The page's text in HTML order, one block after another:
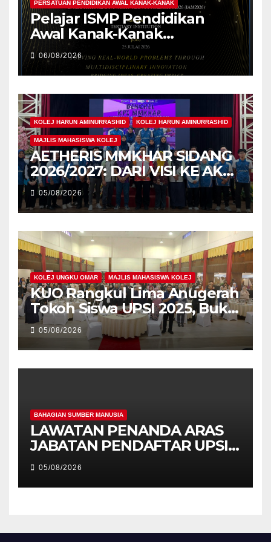
PERSATUAN PENDIDIKAN AWAL KANAK-KANAK
Pelajar ISMP Pendidikan
Awal Kanak-Kanak
Cemerlang Raih
Pengiktirafan Antarabangsa
di IAM2026
06/08/2026
KOLEJ HARUN AMINURRASHID KOLEJ HARUN AMINURRASHID
MAJLIS MAHASISWA KOLEJ
AETHERIS MMKHAR SIDANG
2026/2027: DARI VISI KE AKSI,
MEMBINA LEGASI GENERASI
PEMIMPIN
05/08/2026
KOLEJ UNGKU OMAR MAJLIS MAHASISWA KOLEJ
KUO Rangkul Lima Anugerah
Tokoh Siswa UPSI 2025, Bukti
Kecemerlangan Mahasiswa
Holistik
05/08/2026
BAHAGIAN SUMBER MANUSIA
LAWATAN PENANDA ARAS
JABATAN PENDAFTAR UPSI
KE JABATAN PENDAFTAR
UniSZA – PERKUKUH
KERJASAMA STRATEGIK
05/08/2026